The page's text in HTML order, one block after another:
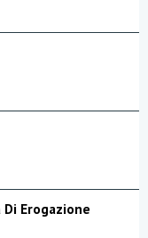
Di Erogazione